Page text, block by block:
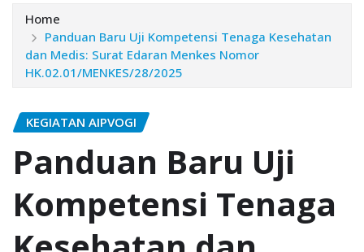
Home
Panduan Baru Uji Kompetensi Tenaga Kesehatan
dan Medis: Surat Edaran Menkes Nomor
HK.02.01/MENKES/28/2025
KEGIATAN AIPVOGI
Panduan Baru Uji
Kompetensi Tenaga